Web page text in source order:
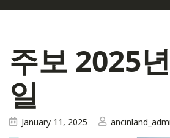
주보 2025
일
January 11, 2025